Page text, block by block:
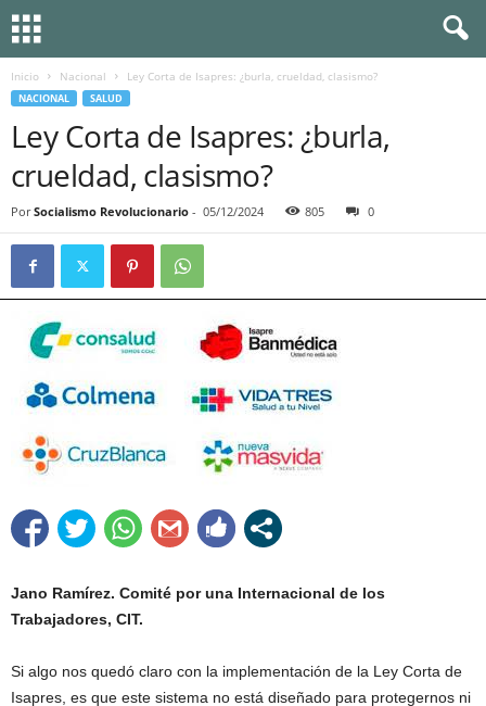
Inicio Nacional Ley Corta de Isapres: ¿burla, crueldad, clasismo?
NACIONAL SALUD
Ley Corta de Isapres: ¿burla,
crueldad, clasismo?
Por Socialismo Revolucionario - 05/12/2024 805 0
Jano Ramírez. Comité por una Internacional de los
Trabajadores, CIT.
Si algo nos quedó claro con la implementación de la Ley Corta de
Isapres, es que este sistema no está diseñado para protegernos ni